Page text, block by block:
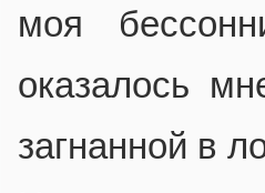
моя
оказалось
загнанной в